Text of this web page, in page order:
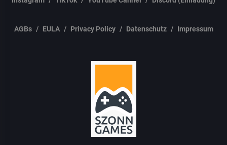
AGBs EULA Privacy Policy Datenschutz Impressum